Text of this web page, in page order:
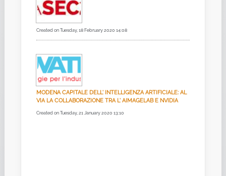
Created on Tuesday, 18 February 2020 14:08
MODENA CAPITALE DELL' INTELLIGENZA ARTIFICIALE: AL
VIA LA COLLABORAZIONE TRA L' AIMAGELAB E NVIDIA
Created on Tuesday, 21 January 2020 13:10